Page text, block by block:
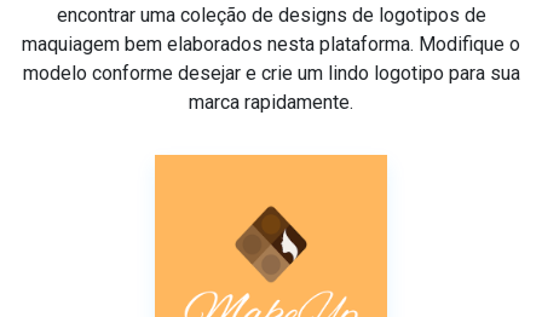
encontrar uma coleção de designs de logotipos de
maquiagem bem elaborados nesta plataforma. Modifique o
modelo conforme desejar e crie um lindo logotipo para sua
marca rapidamente.